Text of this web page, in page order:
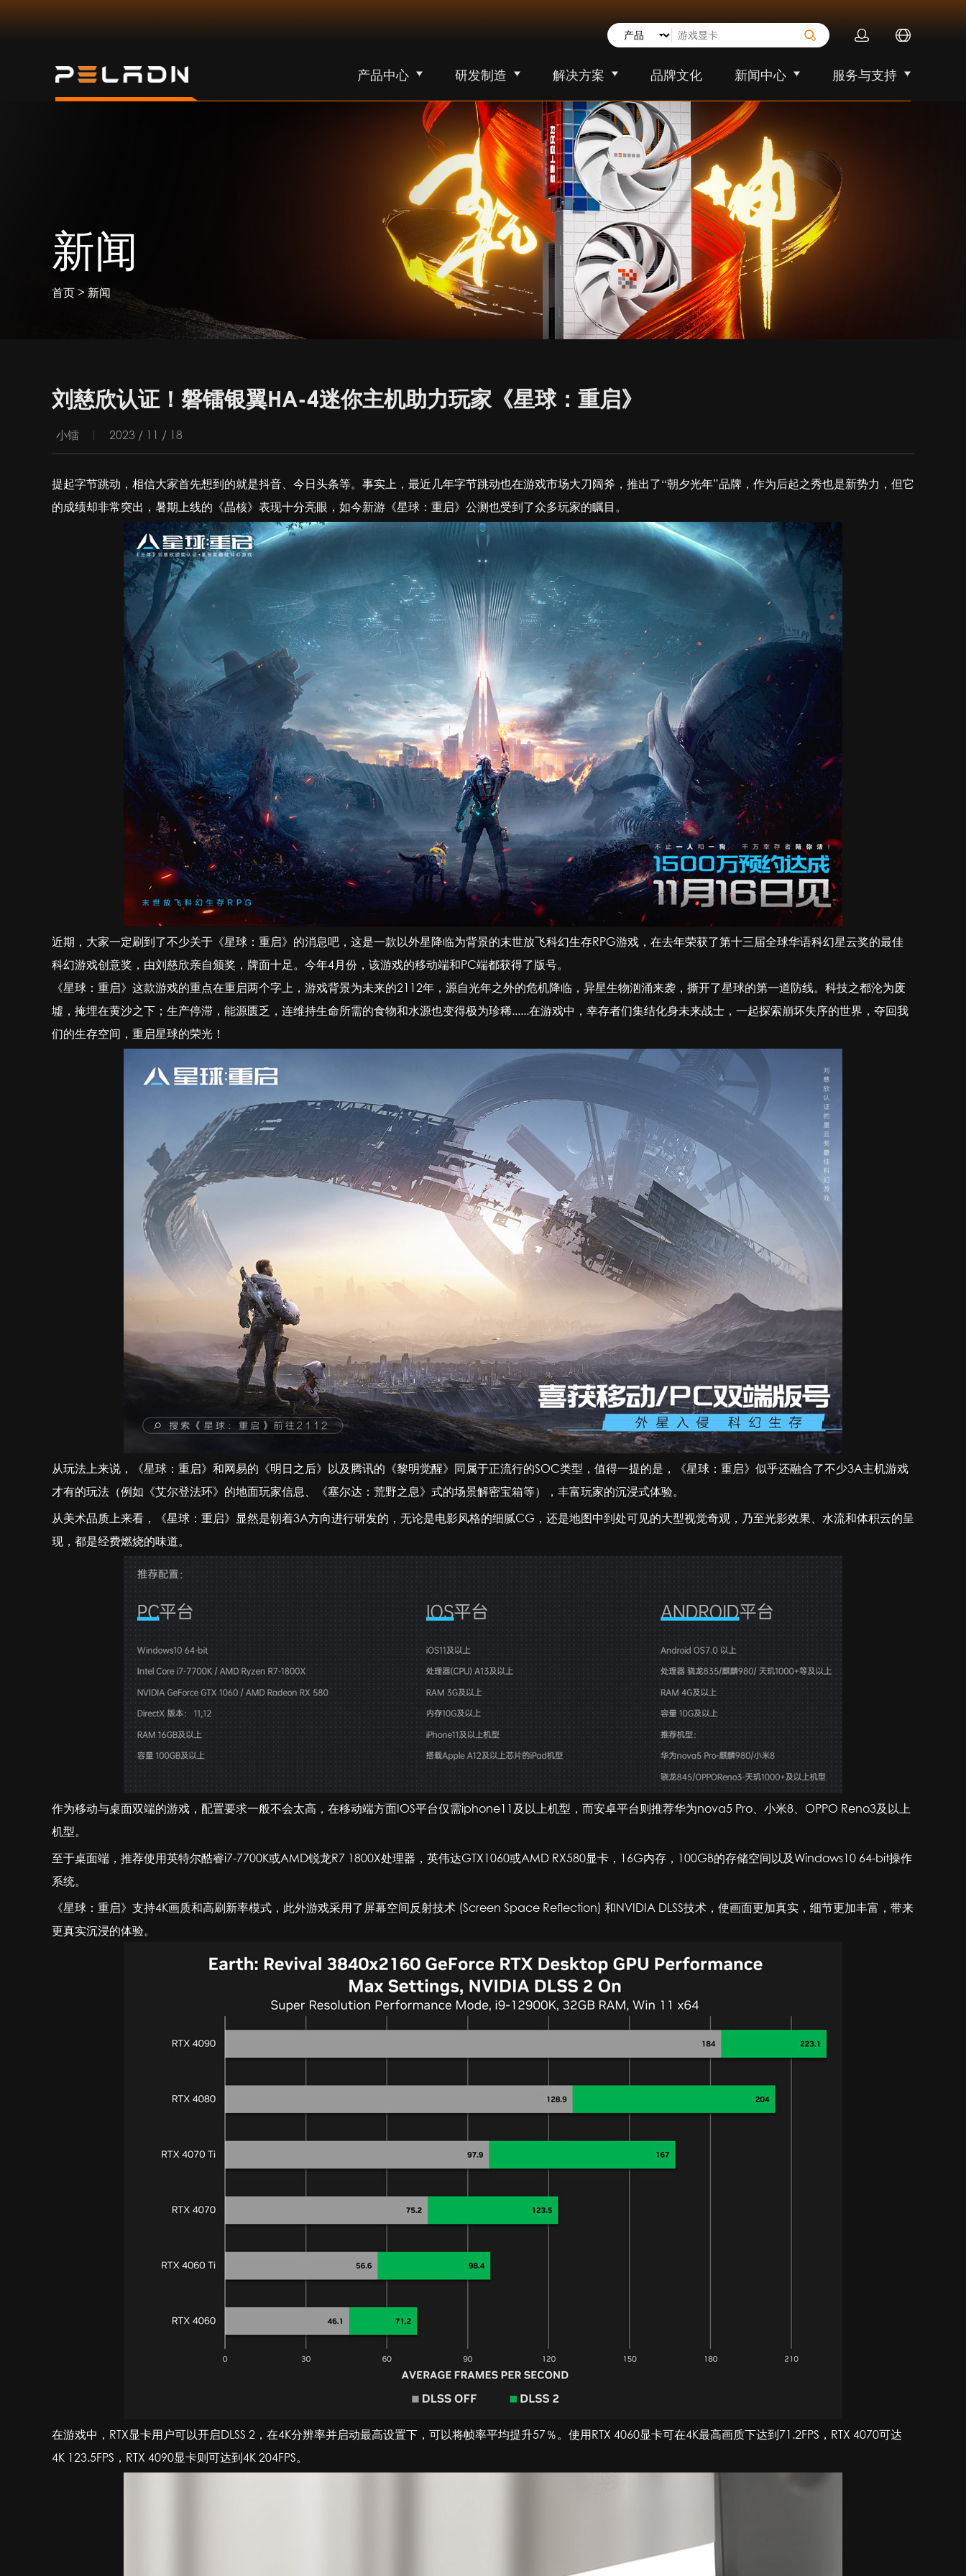
产品中心 研发制造 解决方案 品牌文化 新闻中心 服务与支持
新闻
首页 > 新闻
刘慈欣认证！磐镭银翼HA-4迷你主机助力玩家《星球：重启》
小镭 2023 / 11 / 18
提起字节跳动，相信大家首先想到的就是抖音、今日头条等。事实上，最近几年字节跳动也在游戏市场大刀阔斧，推出了“朝夕光年”品牌，作为后起之秀也是新势力，但它
的成绩却非常突出，暑期上线的《晶核》表现十分亮眼，如今新游《星球：重启》公测也受到了众多玩家的瞩目。
近期，大家一定刷到了不少关于《星球：重启》的消息吧，这是一款以外星降临为背景的末世放飞科幻生存RPG游戏，在去年荣获了第十三届全球华语科幻星云奖的最佳
科幻游戏创意奖，由刘慈欣亲自颁奖，牌面十足。今年4月份，该游戏的移动端和PC端都获得了版号。
《星球：重启》这款游戏的重点在重启两个字上，游戏背景为未来的2112年，源自光年之外的危机降临，异星生物汹涌来袭，撕开了星球的第一道防线。科技之都沦为废
墟，掩埋在黄沙之下；生产停滞，能源匮乏，连维持生命所需的食物和水源也变得极为珍稀......在游戏中，幸存者们集结化身未来战士，一起探索崩坏失序的世界，夺回我
们的生存空间，重启星球的荣光！
从玩法上来说，《星球：重启》和网易的《明日之后》以及腾讯的《黎明觉醒》同属于正流行的SOC类型，值得一提的是，《星球：重启》似乎还融合了不少3A主机游戏
才有的玩法（例如《艾尔登法环》的地面玩家信息、《塞尔达：荒野之息》式的场景解密宝箱等），丰富玩家的沉浸式体验。
从美术品质上来看，《星球：重启》显然是朝着3A方向进行研发的，无论是电影风格的细腻CG，还是地图中到处可见的大型视觉奇观，乃至光影效果、水流和体积云的呈
现，都是经费燃烧的味道。
作为移动与桌面双端的游戏，配置要求一般不会太高，在移动端方面IOS平台仅需iphone11及以上机型，而安卓平台则推荐华为nova5 Pro、小米8、OPPO Reno3及以上
机型。
至于桌面端，推荐使用英特尔酷睿i7-7700K或AMD锐龙R7 1800X处理器，英伟达GTX1060或AMD RX580显卡，16G内存，100GB的存储空间以及Windows10 64-bit操作
系统。
《星球：重启》支持4K画质和高刷新率模式，此外游戏采用了屏幕空间反射技术 (Screen Space Reflection) 和NVIDIA DLSS技术，使画面更加真实，细节更加丰富，带来
更真实沉浸的体验。
在游戏中，RTX显卡用户可以开启DLSS 2，在4K分辨率并启动最高设置下，可以将帧率平均提升57％。使用RTX 4060显卡可在4K最高画质下达到71.2FPS，RTX 4070可达
4K 123.5FPS，RTX 4090显卡则可达到4K 204FPS。